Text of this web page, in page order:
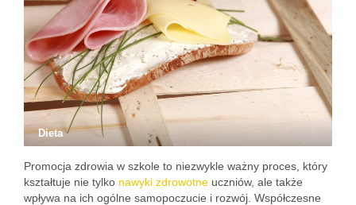
Dieta
Promocja zdrowia w szkole to niezwykle ważny proces, który
kształtuje nie tylko nawyki zdrowotne uczniów, ale także
wpływa na ich ogólne samopoczucie i rozwój. Współczesne